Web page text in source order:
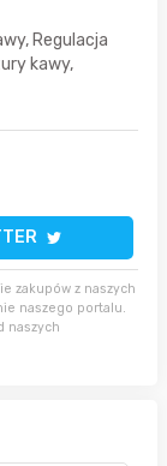
Regulacja
kawy,
zakupów z naszych
naszego portalu.
naszych